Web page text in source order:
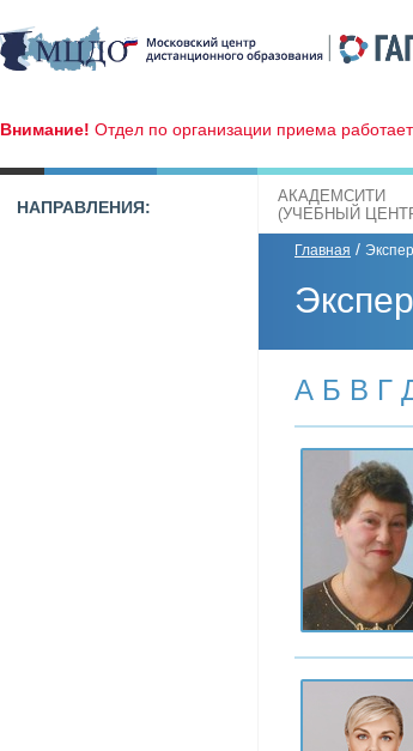
Внимание! Отдел по организации приема
НАПРАВЛЕНИЯ:
АКАДЕМСИТИ
(УЧЕБНЫЙ
Главная /
А Б В Г